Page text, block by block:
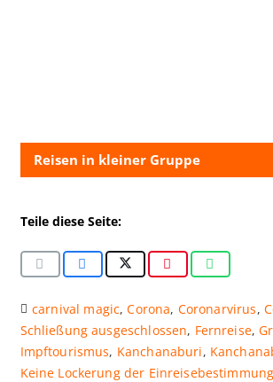
Reisen in kleiner Gruppe
Teile diese Seite:
carnival magic,Corona, Coronarvirus,
Schließung ausgeschlossen, Fernreise,
Impftourismus, Kanchanaburi,
Keine Lockerung der